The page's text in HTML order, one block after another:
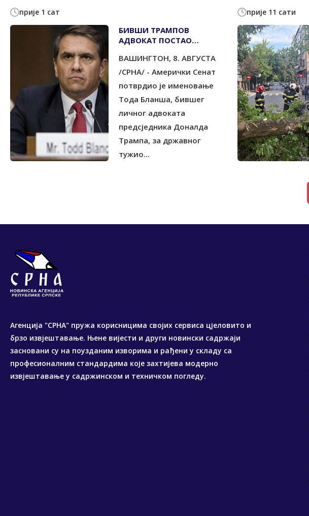
прије 1 сат
БИВШИ ТРАМПОВ
АДВОКАТ ПОСТАО
ВАШИНГТОН, 8. АВГУСТА
/СРНА/ - Амерички Сенат
потврдио је именовање
Тода Бланша, бившег
личног адвоката
предсједника Доналда
Трампа, за државног
тужио...
прије 11 сати
Агенција "СРНА" пружа корисницима својих сервиса цјеловито и
брзо извјештавање. Њене вијести и други новински садржаји
засновани су на поузданим изворима и рађени у складу са
професионалним стандардима које захтијева модерно
извјештавање у садржинском и техничком погледу.